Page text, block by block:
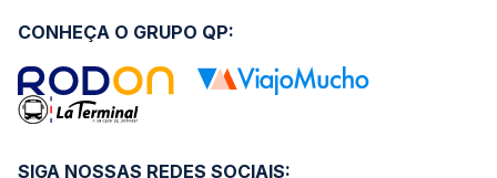
SIGA NOSSAS REDES SOCIAIS:
CONHEÇA O GRUPO QP: